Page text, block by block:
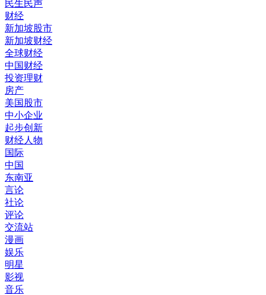
民生民声
财经
新加坡股市
新加坡财经
全球财经
中国财经
投资理财
房产
美国股市
中小企业
起步创新
财经人物
国际
中国
东南亚
言论
社论
评论
交流站
漫画
娱乐
明星
影视
音乐